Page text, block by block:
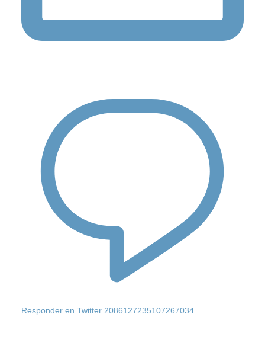
Responder en Twitter 2086127235107267034